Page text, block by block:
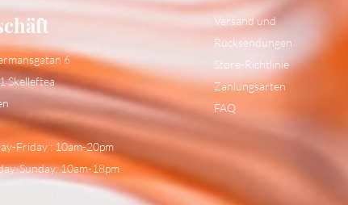
6
Skelleftea
Friday : 10am-20pm
Sunday: 10am-18pm
Versand und
Rücksendungen
Store-Richtlinie
Zahlungsarten
FAQ